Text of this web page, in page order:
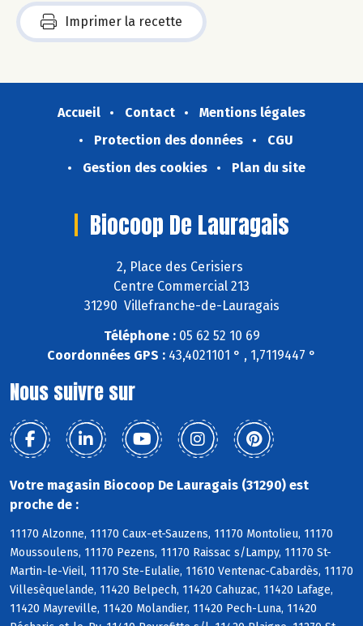
Imprimer la recette
Accueil Contact
Mentions légales
Protection des données
CGU
Gestion des cookies
Plan du site
Biocoop De Lauragais
2, Place des Cerisiers
Centre Commercial 213
31290 Villefranche-de-Lauragais
Téléphone :05 62 52 10 69
Coordonnées GPS : 43,4021101 ° , 1,7119447 °
Nous suivre sur
Votre magasin Biocoop De Lauragais (31290) est
proche de :
11170 Alzonne, 11170 Caux-et-Sauzens, 11170 Montolieu, 11170
Moussoulens, 11170 Pezens, 11170 Raissac s/Lampy, 11170 St-
Martin-le-Vieil, 11170 Ste-Eulalie, 11610 Ventenac-Cabardès, 11170
Villesèquelande, 11420 Belpech, 11420 Cahuzac, 11420 Lafage,
11420 Mayreville, 11420 Molandier, 11420 Pech-Luna, 11420